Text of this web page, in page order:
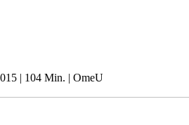
| 104 Min. | OmeU